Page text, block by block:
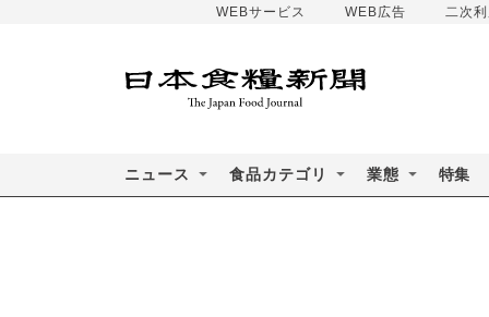
WEBサービス WEB広告 二次
ニュース 食品カテゴリ 業態 特集